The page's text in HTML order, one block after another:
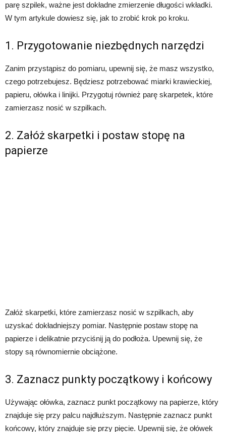
parę szpilek, ważne jest dokładne zmierzenie długości wkładki.
W tym artykule dowiesz się, jak to zrobić krok po kroku.
1. Przygotowanie niezbędnych narzędzi
Zanim przystąpisz do pomiaru, upewnij się, że masz wszystko,
czego potrzebujesz. Będziesz potrzebować miarki krawieckiej,
papieru, ołówka i linijki. Przygotuj również parę skarpetek, które
zamierzasz nosić w szpilkach.
2. Załóż skarpetki i postaw stopę na
papierze
Załóż skarpetki, które zamierzasz nosić w szpilkach, aby
uzyskać dokładniejszy pomiar. Następnie postaw stopę na
papierze i delikatnie przyciśnij ją do podłoża. Upewnij się, że
stopy są równomiernie obciążone.
3. Zaznacz punkty początkowy i końcowy
Używając ołówka, zaznacz punkt początkowy na papierze, który
znajduje się przy palcu najdłuższym. Następnie zaznacz punkt
końcowy, który znajduje się przy pięcie. Upewnij się, że ołówek